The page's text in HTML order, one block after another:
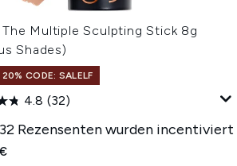
The Multiple Sculpting Stick 8g
Shades)
20% CODE: SALELF
4.8 (32)
Rezensenten wurden incentiviert